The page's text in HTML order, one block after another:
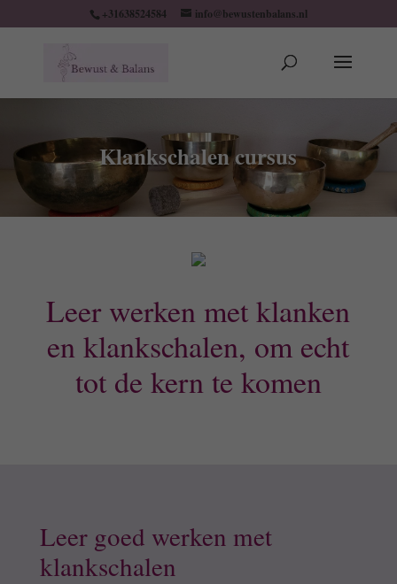
+31638524584 info@bewustenbalans.nl
Klankschalen cursus
Leer werken met klanken
en klankschalen, om echt
tot de kern te komen
Leer goed werken met
klankschalen